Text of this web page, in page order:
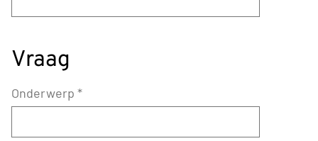
Vraag
Onderwerp *